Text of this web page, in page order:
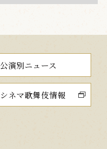
公演別ニュース
シネマ歌舞伎情報